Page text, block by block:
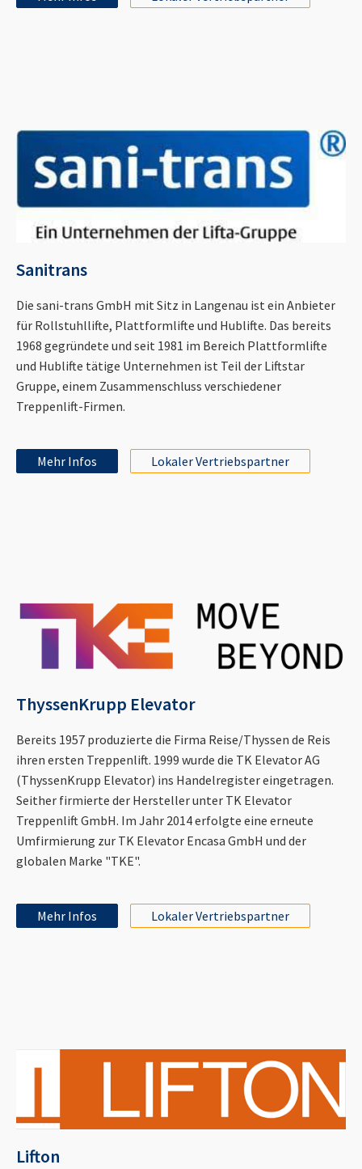
Sanitrans
Die sani-trans GmbH mit Sitz in Langenau ist ein Anbieter
für Rollstuhllifte, Plattformlifte und Hublifte. Das bereits
1968 gegründete und seit 1981 im Bereich Plattformlifte
und Hublifte tätige Unternehmen ist Teil der Liftstar
Gruppe, einem Zusammenschluss verschiedener
Treppenlift-Firmen.
Mehr Infos Lokaler Vertriebspartner
ThyssenKrupp Elevator
Bereits 1957 produzierte die Firma Reise/Thyssen de Reis
ihren ersten Treppenlift. 1999 wurde die TK Elevator AG
(ThyssenKrupp Elevator) ins Handelregister eingetragen.
Seither firmierte der Hersteller unter TK Elevator
Treppenlift GmbH. Im Jahr 2014 erfolgte eine erneute
Umfirmierung zur TK Elevator Encasa GmbH und der
globalen Marke "TKE".
Mehr Infos Lokaler Vertriebspartner
Lifton